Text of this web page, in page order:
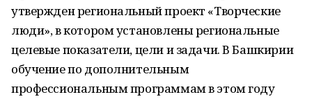
утвержден региональный проект «Творческие
люди», в котором установлены региональные
целевые показатели, цели и задачи. В Башкирии
обучение по дополнительным
профессиональным программам в этом году